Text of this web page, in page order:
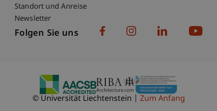
Standort und Anreise
Newsletter
Folgen Sie uns
© Universität Liechtenstein Zum Anfang